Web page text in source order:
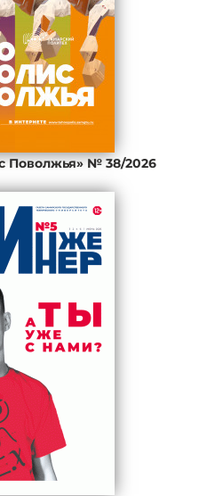
Поволжья» № 38/2026